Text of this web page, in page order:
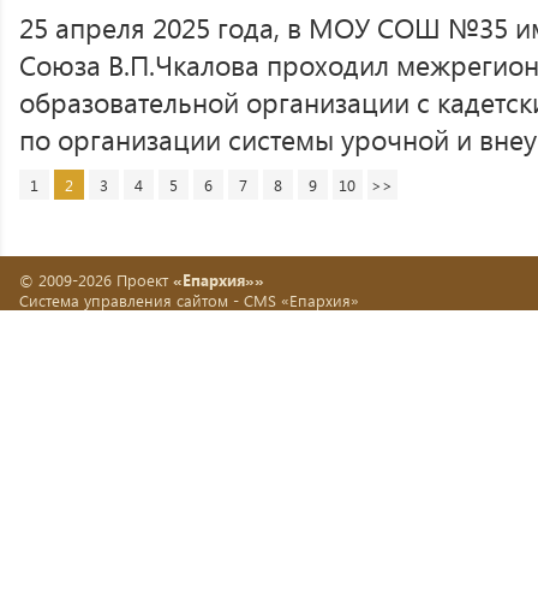
25 апреля 2025 года, в МОУ СОШ №35
Союза В.П.Чкалова проходил
образовательной организации с
по организации системы урочной и
1 2 3 4 5 6 7 8 9 10 >>
© 2009-2026 Проект «Епархия»»
Система управления сайтом - CMS «Епархия»